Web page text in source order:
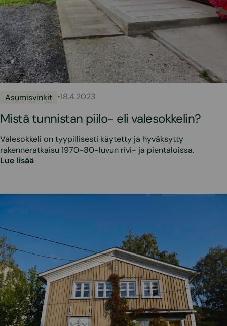
Asumisvinkit •18.4.2023
Mistä tunnistan piilo- eli valesokkelin?
Valesokkeli on tyypillisesti käytetty ja hyväksytty
rakenneratkaisu 1970-80-luvun rivi- ja pientaloissa.
Lue lisää